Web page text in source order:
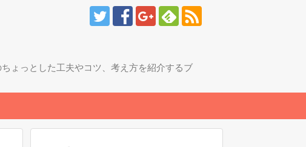
ょっとした工夫やコツ、考え方を紹介するブ